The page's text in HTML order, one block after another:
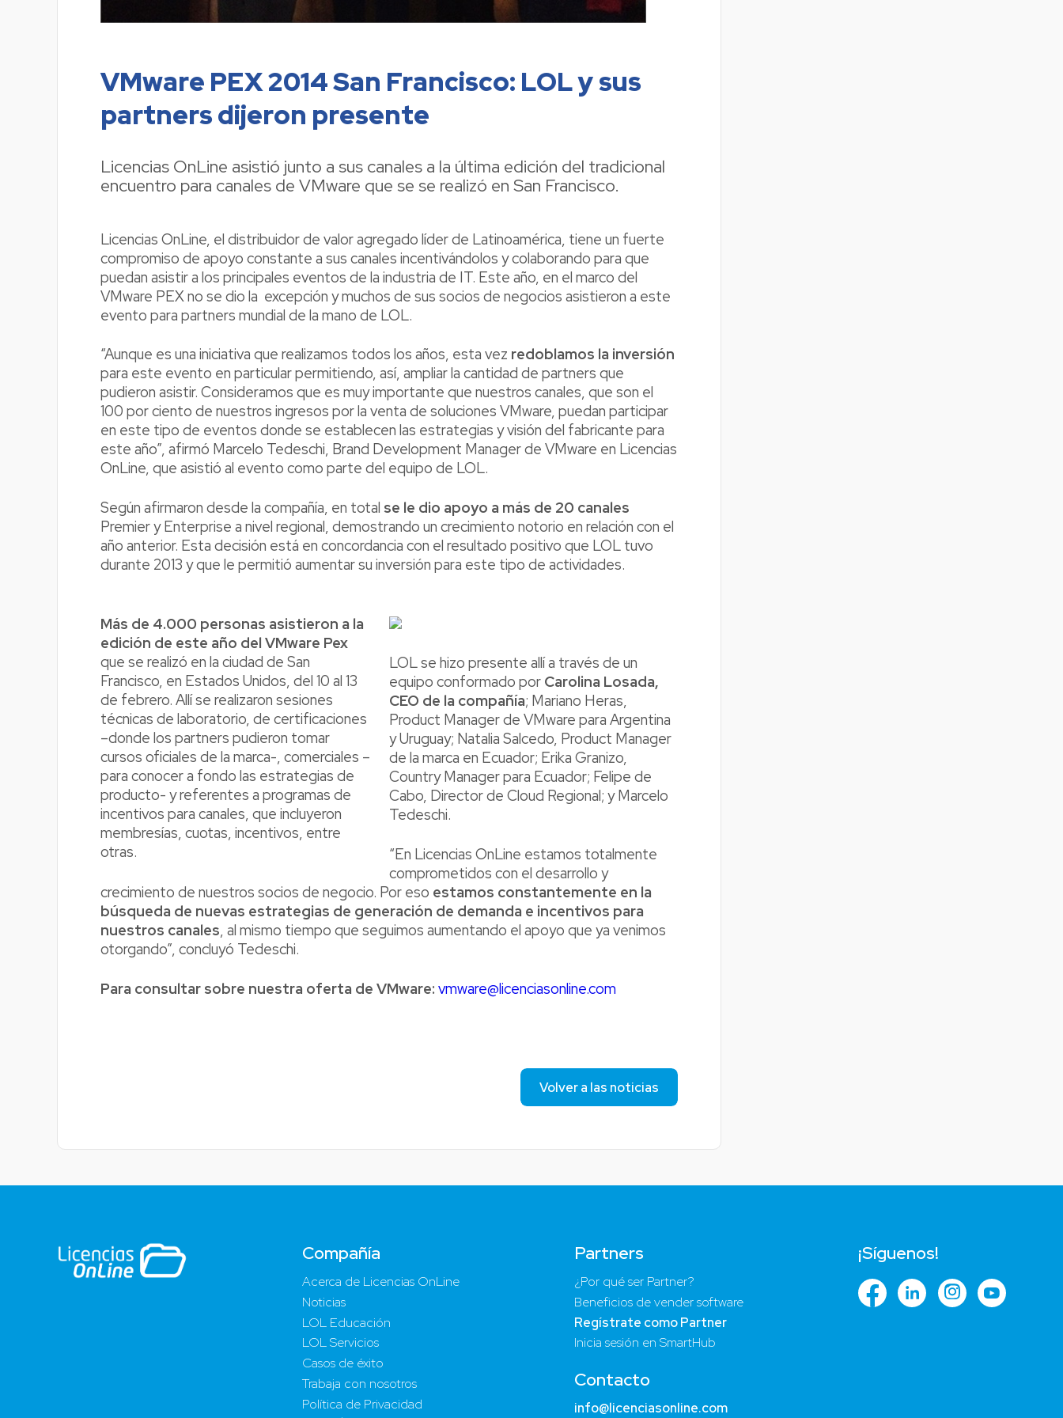
VMware PEX 2014 San Francisco: LOL y sus
partners dijeron presente
Licencias OnLine asistió junto a sus canales a la última edición del tradicional
encuentro para canales de VMware que se se realizó en San Francisco.
Licencias OnLine, el distribuidor de valor agregado líder de Latinoamérica, tiene un fuerte
compromiso de apoyo constante a sus canales incentivándolos y colaborando para que
puedan asistir a los principales eventos de la industria de IT. Este año, en el marco del
VMware PEX no se dio la excepción y muchos de sus socios de negocios asistieron a este
evento para partners mundial de la mano de LOL.
“Aunque es una iniciativa que realizamos todos los años, esta vez redoblamos la inversión
para este evento en particular permitiendo, así, ampliar la cantidad de partners que
pudieron asistir. Consideramos que es muy importante que nuestros canales, que son el
100 por ciento de nuestros ingresos por la venta de soluciones VMware, puedan participar
en este tipo de eventos donde se establecen las estrategias y visión del fabricante para
este año”, afirmó Marcelo Tedeschi, Brand Development Manager de VMware en Licencias
OnLine, que asistió al evento como parte del equipo de LOL.
Según afirmaron desde la compañía, en total se le dio apoyo a más de 20 canales
Premier y Enterprise a nivel regional, demostrando un crecimiento notorio en relación con el
año anterior. Esta decisión está en concordancia con el resultado positivo que LOL tuvo
durante 2013 y que le permitió aumentar su inversión para este tipo de actividades.
Más de 4.000 personas asistieron a la
edición de este año del VMware Pex
que se realizó en la ciudad de San
Francisco, en Estados Unidos, del 10 al 13
de febrero. Allí se realizaron sesiones
técnicas de laboratorio, de certificaciones
–donde los partners pudieron tomar
cursos oficiales de la marca-, comerciales –
para conocer a fondo las estrategias de
producto- y referentes a programas de
incentivos para canales, que incluyeron
membresías, cuotas, incentivos, entre
otras.
LOL se hizo presente allí a través de un
equipo conformado por Carolina Losada,
CEO de la compañía; Mariano Heras,
Product Manager de VMware para Argentina
y Uruguay; Natalia Salcedo, Product Manager
de la marca en Ecuador; Erika Granizo,
Country Manager para Ecuador; Felipe de
Cabo, Director de Cloud Regional; y Marcelo
Tedeschi.
“En Licencias OnLine estamos totalmente
comprometidos con el desarrollo y
crecimiento de nuestros socios de negocio. Por eso estamos constantemente en la
búsqueda de nuevas estrategias de generación de demanda e incentivos para
nuestros canales, al mismo tiempo que seguimos aumentando el apoyo que ya venimos
otorgando”, concluyó Tedeschi.
Para consultar sobre nuestra oferta de VMware: vmware@licenciasonline.com
Volver a las noticias
Compañía
Acerca de Licencias OnLine
Noticias
LOL Educación
LOL Servicios
Casos de éxito
Trabaja con nosotros
Política de Privacidad
Partners
¿Por qué ser Partner?
Beneficios de vender software
Regístrate como Partner
Inicia sesión en SmartHub
Contacto
info@licenciasonline.com
¡Síguenos!